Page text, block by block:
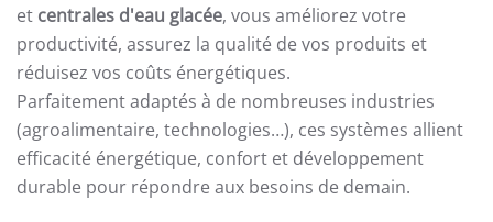
et centrales d'eau glacée, vous améliorez votre
productivité, assurez la qualité de vos produits et
réduisez vos coûts énergétiques.
Parfaitement adaptés à de nombreuses industries
(agroalimentaire, technologies…), ces systèmes allient
efficacité énergétique, confort et développement
durable pour répondre aux besoins de demain.